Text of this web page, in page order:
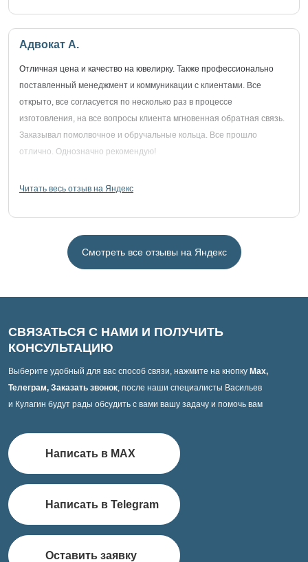
Адвокат А.
Отличная цена и качество на ювелирку. Также профессионально
поставленный менеджмент и коммуникации с клиентами. Все
открыто, все согласуется по несколько раз в процессе
изготовления, на все вопросы клиента мгновенная обратная связь.
Заказывал помолвочное и обручальные кольца. Все прошло
отлично. Однозначно рекомендую!
Читать весь отзыв на Яндекс
Смотреть все отзывы на Яндекс
СВЯЗАТЬСЯ С НАМИ И ПОЛУЧИТЬ
КОНСУЛЬТАЦИЮ
Выберите удобный для вас способ связи, нажмите на кнопку Max,
Телеграм, Заказать звонок, после наши специалисты Васильев
и Кулагин будут рады обсудить с вами вашу задачу и помочь вам
Написать в MAX
Написать в Telegram
Оставить заявку